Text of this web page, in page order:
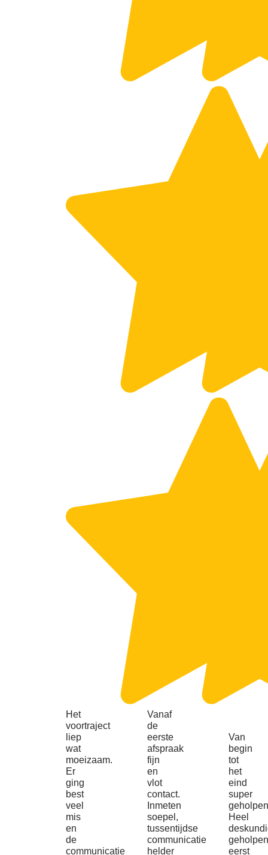
Het
voortraject
liep
wat
moeizaam.
Er
ging
best
veel
mis
en
de
communicatie
Vanaf
de
eerste
afspraak
fijn
en
vlot
contact.
Inmeten
soepel,
tussentijdse
communicatie
helder
Van
begin
tot
het
eind
super
Heel
geholpen
eerst